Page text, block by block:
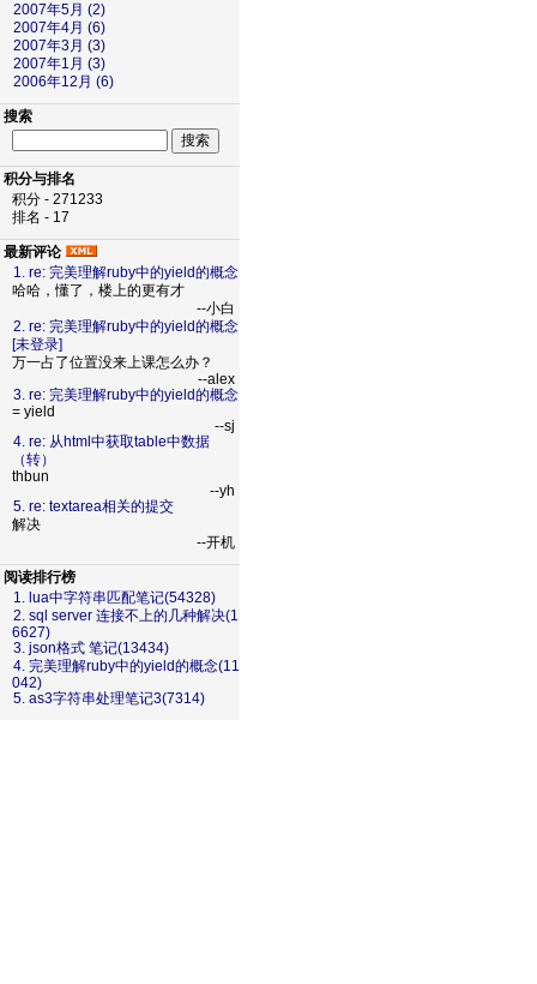
2007年5月 (2)
2007年4月 (6)
2007年3月 (3)
2007年1月 (3)
2006年12月 (6)
搜索
积分与排名
积分 - 271233
排名 - 17
最新评论
1. re: 完美理解ruby中的yield的概念
哈哈，懂了，楼上的更有才
--小白
2. re: 完美理解ruby中的yield的概念
[未登录]
万一占了位置没来上课怎么办？
--alex
3. re: 完美理解ruby中的yield的概念
= yield
--sj
4. re: 从html中获取table中数据
（转）
thbun
--yh
5. re: textarea相关的提交
解决
--开机
阅读排行榜
1. lua中字符串匹配笔记(54328)
2. sql server 连接不上的几种解决(1
6627)
3. json格式 笔记(13434)
4. 完美理解ruby中的yield的概念(11
042)
5. as3字符串处理笔记3(7314)